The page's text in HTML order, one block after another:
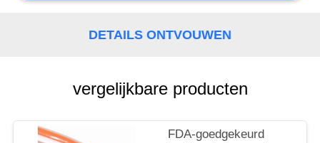
PRIVACYBELEID
DETAILS ONTVOUWEN
vergelijkbare producten
FDA-goedgekeurd